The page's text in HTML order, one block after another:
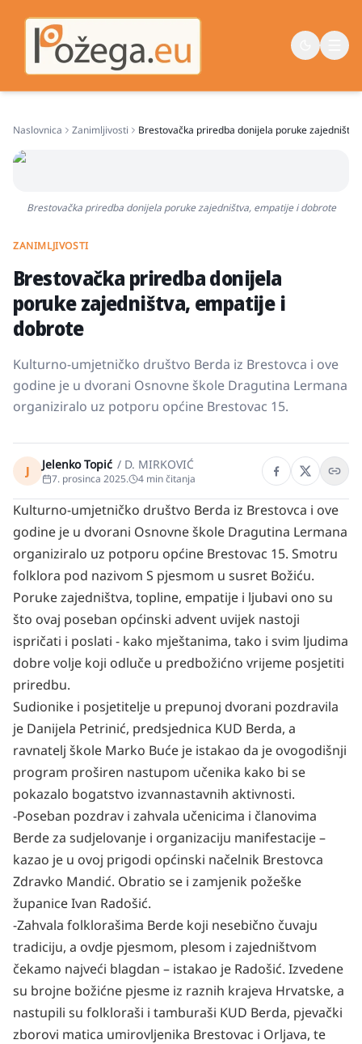
Život
Naslovnica Zanimljivosti Brestovačka priredba donijela poruke
Brestovačka priredba donijela poruke zajedništva, empatije i dobrote
ZANIMLJIVOSTI
Brestovačka priredba donijela
poruke zajedništva, empatije i
dobrote
Kulturno-umjetničko društvo Berda iz Brestovca i ove
godine je u dvorani Osnovne škole Dragutina Lermana
organiziralo uz potporu općine Brestovac 15.
J Jelenko Topić / D. MIRKOVIĆ
7. prosinca 2025. 4 min čitanja
Kulturno-umjetničko društvo Berda iz Brestovca i ove
godine je u dvorani Osnovne škole Dragutina Lermana
organiziralo uz potporu općine Brestovac 15. Smotru
folklora pod nazivom S pjesmom u susret Božiću.
Poruke zajedništva, topline, empatije i ljubavi ono su
što ovaj poseban općinski advent uvijek nastoji
ispričati i poslati - kako mještanima, tako i svim ljudima
dobre volje koji odluče u predbožićno vrijeme posjetiti
priredbu.
Sudionike i posjetitelje u prepunoj dvorani pozdravila
je Danijela Petrinić, predsjednica KUD Berda, a
ravnatelj škole Marko Buće je istakao da je ovogodišnji
program proširen nastupom učenika kako bi se
pokazalo bogatstvo izvannastavnih aktivnosti.
-Poseban pozdrav i zahvala učenicima i članovima
Berde za sudjelovanje i organizaciju manifestacije –
kazao je u ovoj prigodi općinski načelnik Brestovca
Zdravko Mandić. Obratio se i zamjenik požeške
županice Ivan Radošić.
-Zahvala folklorašima Berde koji nesebično čuvaju
tradiciju, a ovdje pjesmom, plesom i zajedništvom
čekamo najveći blagdan – istakao je Radošić. Izvedene
su brojne božićne pjesme iz raznih krajeva Hrvatske, a
nastupili su folkloraši i tamburaši KUD Berda, pjevački
zborovi matica umirovljenika Brestovac i Orljava, te